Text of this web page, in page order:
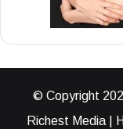
© Copyright
Richest Media |